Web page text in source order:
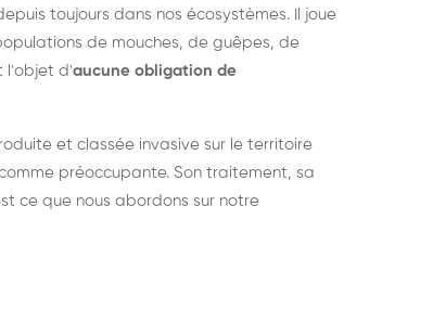
toujours dans nos écosystèmes. Il joue
de mouches, de guêpes, de
l'objet d'aucune obligation de
et classée invasive sur le territoire
préoccupante. Son traitement, sa
ce que nous abordons sur notre